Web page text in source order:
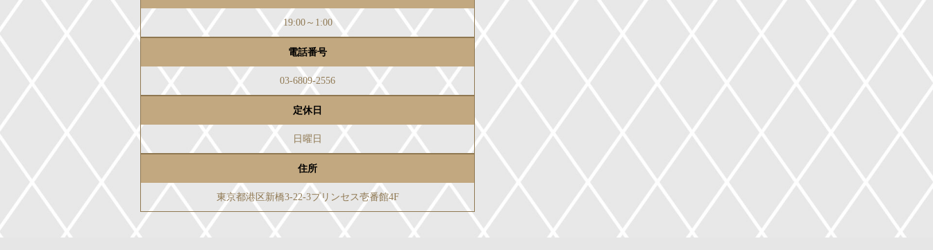
19:00～1:00
電話番号
03-6809-2556
定休日
日曜日
住所
東京都港区新橋3-22-3プリンセス壱番館4F